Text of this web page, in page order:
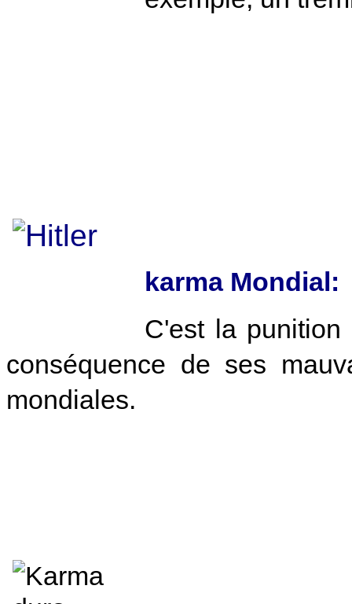
karma Mondial:
C'est la
conséquence de ses
mondiales.